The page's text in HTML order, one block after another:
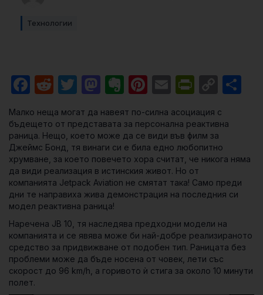
Технологии
Facebook
RedditTwitter
Mastodon
Evernote
Pinterest
Email
Малко неща могат да навеят по-силна асоциация с
бъдещето от представата за персонална реактивна
раница. Нещо, което може да се види във филм за
Джеймс Бонд, тя винаги си е била едно любопитно
хрумване, за което повечето хора считат, че никога няма
да види реализация в истинския живот. Но от
компанията Jetpack Aviation не смятат така! Само преди
дни те направиха жива демонстрация на последния си
модел реактивна раница!
Наречена JB 10, тя наследява предходни модели на
компанията и се явява може би най-добре реализираното
средство за придвижване от подобен тип. Раницата без
проблеми може да бъде носена от човек, лети със
скорост до 96 km/h, а горивото ѝ стига за около 10 минути
полет.